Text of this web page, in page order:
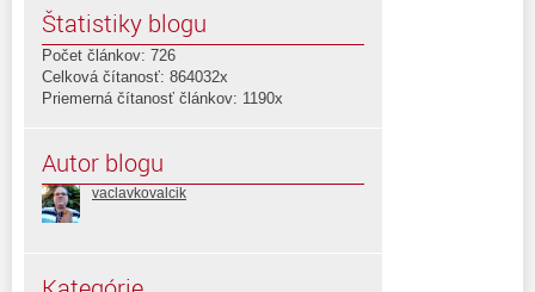
Štatistiky blogu
Počet článkov: 726
Celková čítanosť: 864032x
Priemerná čítanosť článkov: 1190x
Autor blogu
vaclavkovalcik